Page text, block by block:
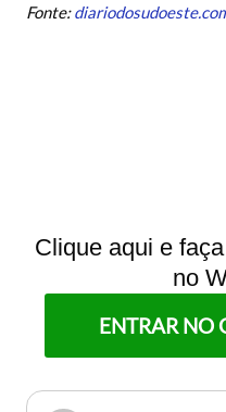
Fonte:
Clique aqui e
no
ENTRAR NO